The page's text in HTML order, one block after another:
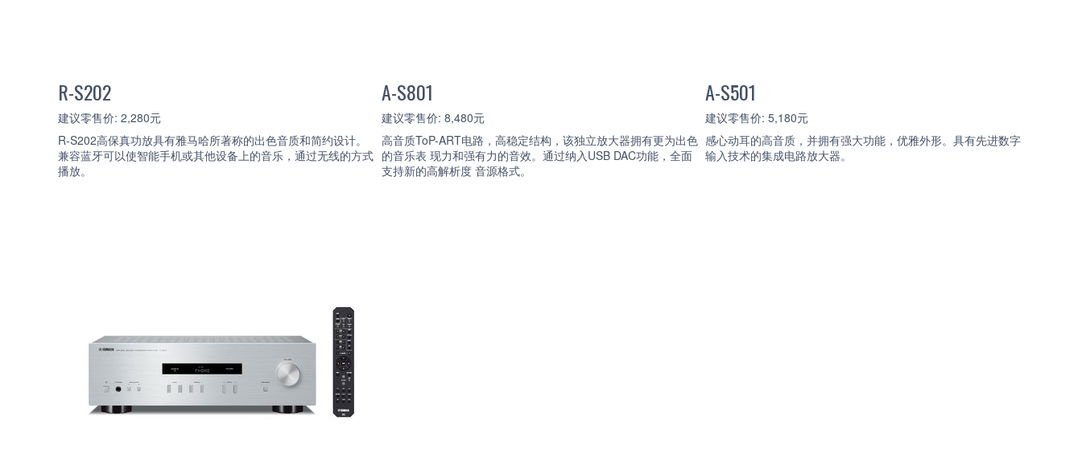
R-S202
建议零售价: 2,280元
R-S202高保真功放具有雅马哈所著称的出色音质和简约设计。
兼容蓝牙可以使智能手机或其他设备上的音乐，通过无线的方式
播放。
A-S801
建议零售价: 8,480元
高音质ToP-ART电路，高稳定结构，该独立放大器拥有更为出色
的音乐表 现力和强有力的音效。通过纳入USB DAC功能，全面
支持新的高解析度 音源格式。
A-S501
建议零售价: 5,180元
感心动耳的高音质，并拥有强大功能，优雅外形。具有先进数字
输入技术的集成电路放大器。